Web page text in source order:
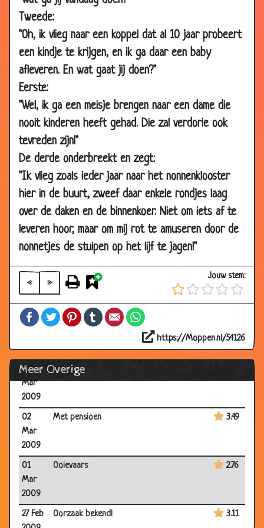
Tweede:
"Oh, ik vlieg naar een koppel dat al 10 jaar probeert
een kindje te krijgen, en ik ga daar een baby
afleveren. En wat gaat jij doen?"
Eerste:
"Wel, ik ga een meisje brengen naar een dame die
nooit kinderen heeft gehad. Die zal verdorie ook
tevreden zijn!"
De derde onderbreekt en zegt:
"Ik vlieg zoals ieder jaar naar het nonnenklooster
hier in de buurt, zweef daar enkele rondjes laag
over de daken en de binnenkoer. Niet om iets af te
leveren hoor, maar om mij rot te amuseren door de
nonnetjes de stuipen op het lijf te jagen!"
« »
Jouw stem:
FacebookTwitterPinterestTumblrEmail
https://Moppen.nl/54126
Meer Overige
06 Apr
2009
Aanhouding
02 Apr
2009
Pinda's
02 Apr
2009
02 Apr
2009
Altijd op tijd 2.93
01 Apr
2009
De keuring
20
2009
Naar bed 3.38
Mar
2009
Patatje
18
Mar
2009
Betrapt! 2.88
2009
3.18
05
Mar
2009
Muziek van de boom
02
Mar
2009
Met pensioen 3.49
01
Mar
2009
Ooievaars 2.76
27 Feb
Oorzaak bekend! 3.11